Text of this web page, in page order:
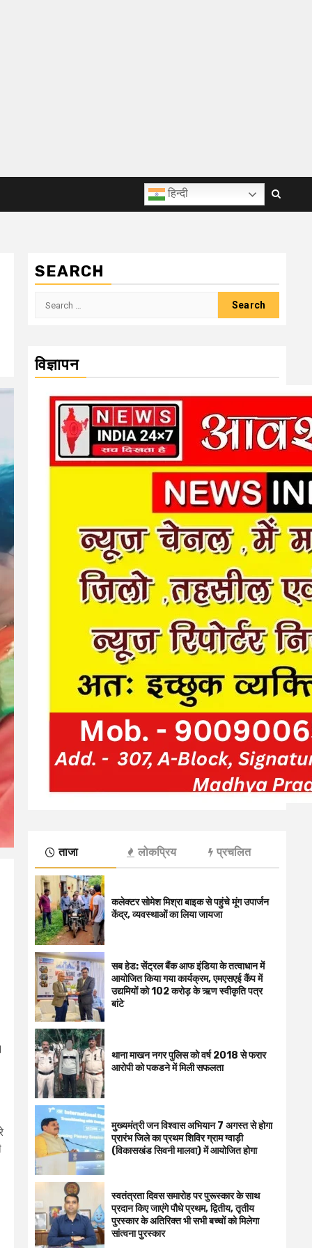
हिन्दी
SEARCH
Search
विज्ञापन
ताजा लोकप्रिय प्रचलित
कलेक्टर सोमेश मिश्रा बाइक से पहुंचे मूंग उपार्जन
केंद्र, व्यवस्थाओं का लिया जायजा
सब हेड: सेंट्रल बैंक आफ इंडिया के तत्वाधान में
आयोजित किया गया कार्यक्रम, एमएसएई कैंप में
उद्यमियों को 102 करोड़ के ऋण स्वीकृति पत्र
बांटे
थाना माखन नगर पुलिस को वर्ष 2018 से फरार
आरोपी को पकडने में मिली सफलता
मुख्यमंत्री जन विश्वास अभियान 7 अगस्त से होगा
प्रारंभ जिले का प्रथम शिविर ग्राम ग्वाड़ी
(विकासखंड सिवनी मालवा) में आयोजित होगा
स्वतंत्रता दिवस समारोह पर पुरूस्‍कार के साथ
प्रदान किए जाएंगे पौधे प्रथम, द्वितीय, तृतीय
पुरस्कार के अतिरिक्त भी सभी बच्चों को मिलेगा
सांत्वना पुरस्कार